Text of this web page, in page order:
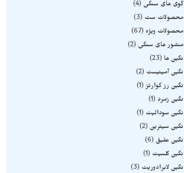
گوی های سنگی
4
محصولات ست
3
محصولات ویژه
67
منشور های سنگی
2
نگین ها
23
نگین آمیتیست
2
نگین رز کوارتز 1
نگین زمرد
1
نگین سودالیت
1
نگین سیترین 2
نگین عقیق
6
نگین کلسیت
1
نگین لابرادوریت
3